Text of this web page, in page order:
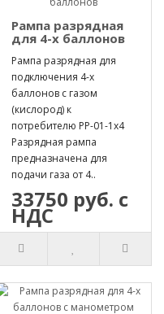
Рампа разрядная
для 4-х баллонов
Рампа разрядная для
подключения 4-х
баллонов с газом
(кислород) к
потребителю РР-01-1х4
Разрядная рампа
предназначена для
подачи газа от 4..
33750 руб. с
НДС